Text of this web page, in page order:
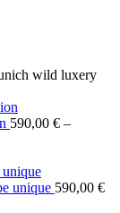
wild luxery
590,00 € –
unique 590,00 €